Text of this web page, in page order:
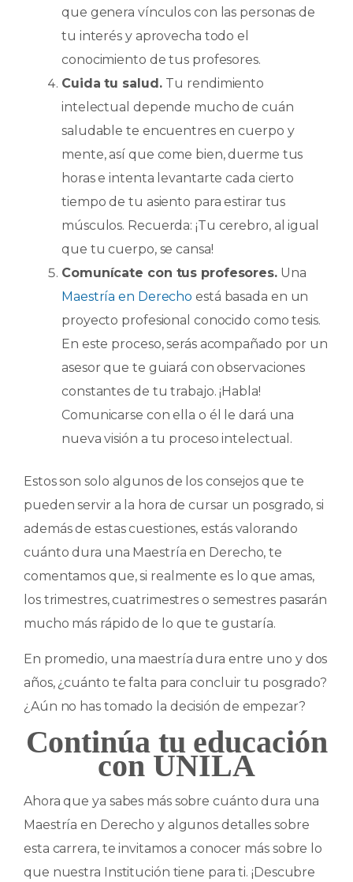
que genera vínculos con las personas de
tu interés y aprovecha todo el
conocimiento de tus profesores.
Cuida tu salud. Tu rendimiento
intelectual depende mucho de cuán
saludable te encuentres en cuerpo y
mente, así que come bien, duerme tus
horas e intenta levantarte cada cierto
tiempo de tu asiento para estirar tus
músculos. Recuerda: ¡Tu cerebro, al igual
que tu cuerpo, se cansa!
Comunícate con tus profesores. Una
Maestría en Derecho está basada en un
proyecto profesional conocido como tesis.
En este proceso, serás acompañado por un
asesor que te guiará con observaciones
constantes de tu trabajo. ¡Habla!
Comunicarse con ella o él le dará una
nueva visión a tu proceso intelectual.
Estos son solo algunos de los consejos que te
pueden servir a la hora de cursar un posgrado, si
además de estas cuestiones, estás valorando
cuánto dura una Maestría en Derecho, te
comentamos que, si realmente es lo que amas,
los trimestres, cuatrimestres o semestres pasarán
mucho más rápido de lo que te gustaría.
En promedio, una maestría dura entre uno y dos
años, ¿cuánto te falta para concluir tu posgrado?
¿Aún no has tomado la decisión de empezar?
Continúa tu educación
con UNILA
Ahora que ya sabes más sobre cuánto dura una
Maestría en Derecho y algunos detalles sobre
esta carrera, te invitamos a conocer más sobre lo
que nuestra Institución tiene para ti. ¡Descubre